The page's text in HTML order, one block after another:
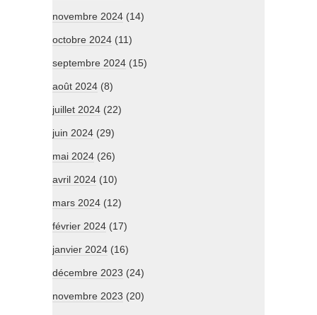
novembre 2024 (14)
octobre 2024 (11)
septembre 2024 (15)
août 2024 (8)
juillet 2024 (22)
juin 2024 (29)
mai 2024 (26)
avril 2024 (10)
mars 2024 (12)
février 2024 (17)
janvier 2024 (16)
décembre 2023 (24)
novembre 2023 (20)